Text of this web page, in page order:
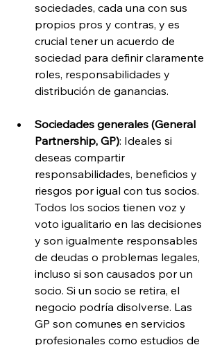
sociedades, cada una con sus
propios pros y contras, y es
crucial tener un acuerdo de
sociedad para definir claramente
roles, responsabilidades y
distribución de ganancias.
Sociedades generales (General
Partnership, GP): Ideales si
deseas compartir
responsabilidades, beneficios y
riesgos por igual con tus socios.
Todos los socios tienen voz y
voto igualitario en las decisiones
y son igualmente responsables
de deudas o problemas legales,
incluso si son causados por un
socio. Si un socio se retira, el
negocio podría disolverse. Las
GP son comunes en servicios
profesionales como estudios de